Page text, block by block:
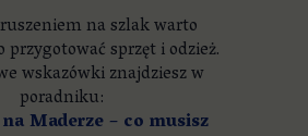
na szlak warto
przygotować sprzęt i odzież.
wskazówki znajdziesz w
poradniku:
Maderze – co musisz